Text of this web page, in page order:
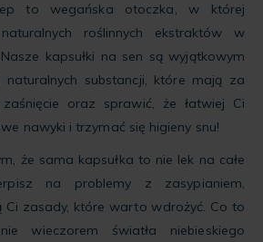
to wegańska otoczka, w której
roślinnych ekstraktów w
kapsułki na sen są wyjątkowym
naturalnych substancji, które mają za
oraz sprawić, że łatwiej Ci
nawyki i trzymać się higieny snu!
że sama kapsułka to nie lek na całe
na problemy z zasypianiem,
zasady, które warto wdrożyć. Co to
wieczorem światła niebieskiego